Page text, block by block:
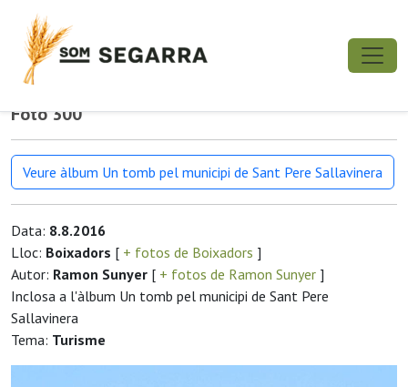
Foto 300
Veure àlbum Un tomb pel municipi de Sant Pere Sallavinera
Data: 8.8.2016
Lloc: Boixadors [ + fotos de Boixadors ]
Autor: Ramon Sunyer [ + fotos de Ramon Sunyer ]
Inclosa a l'àlbum Un tomb pel municipi de Sant Pere
Sallavinera
Tema: Turisme